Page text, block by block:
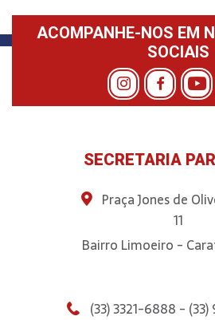
ACOMPANHE-NOS EM
SOCIAIS
SECRETARIA
Praça Jones de
11
Bairro Limoeiro -
(33) 3321-6888 -